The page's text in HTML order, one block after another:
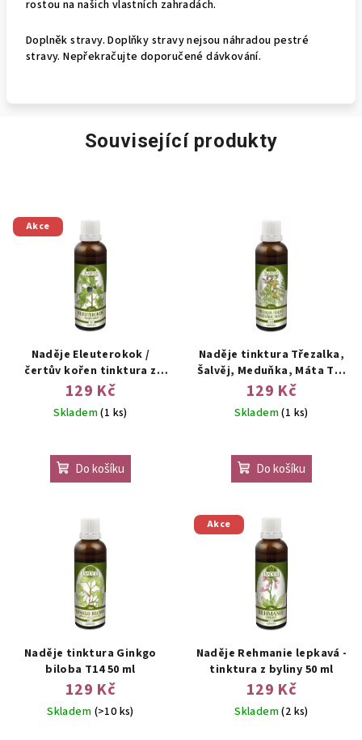
rostou na našich vlastních zahradách.
Doplněk stravy. Doplňky stravy nejsou náhradou pestré
stravy. Nepřekračujte doporučené dávkování.
Související produkty
Akce
Naděje Eleuterokok /
čertův kořen tinktura z
byliny 50 ml
129 Kč
Skladem(1 ks)
Do košíku
Naděje tinktura Třezalka,
Šalvěj, Meduňka, Máta T41
50 ml
129 Kč
Skladem(1 ks)
Do košíku
Naděje tinktura Ginkgo
biloba T14 50 ml
129 Kč
Skladem (>10 ks)
Akce
Naděje Rehmanie lepkavá -
tinktura z byliny 50 ml
129 Kč
Skladem(2 ks)